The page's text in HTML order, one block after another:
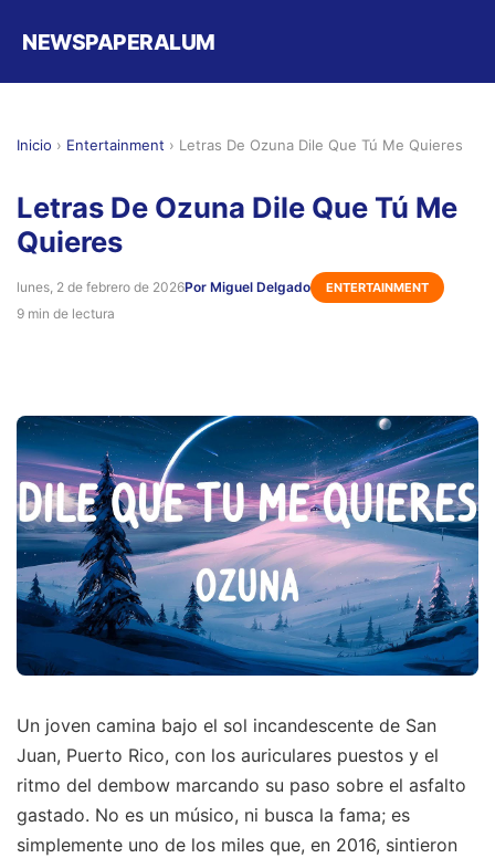
NEWSPAPERALUM
Inicio › Entertainment › Letras De Ozuna Dile Que Tú Me Quieres
Letras De Ozuna Dile Que Tú Me
Quieres
lunes, 2 de febrero de 2026Por Miguel Delgado ENTERTAINMENT
9 min de lectura
Un joven camina bajo el sol incandescente de San
Juan, Puerto Rico, con los auriculares puestos y el
ritmo del dembow marcando su paso sobre el asfalto
gastado. No es un músico, ni busca la fama; es
simplemente uno de los miles que, en 2016, sintieron